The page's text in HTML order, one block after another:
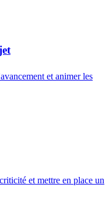
et animer les
et mettre en place un